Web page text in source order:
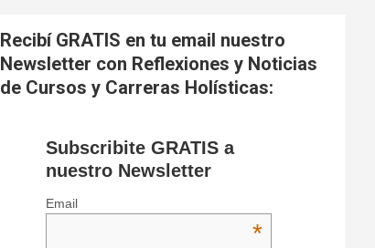
Recibí GRATIS en tu email nuestro
Newsletter con Reflexiones y Noticias
de Cursos y Carreras Holísticas:
Subscribite GRATIS a
nuestro Newsletter
Email
*